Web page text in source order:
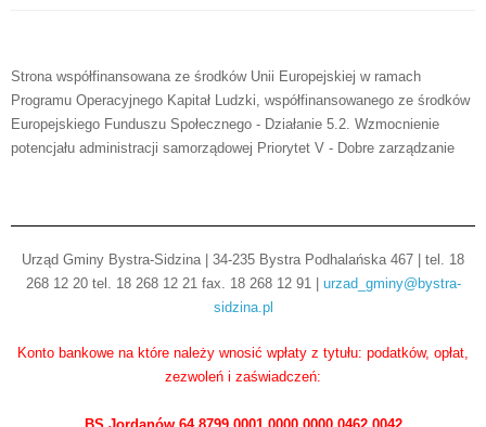
Strona współfinansowana ze środków Unii Europejskiej w ramach
Programu Operacyjnego Kapitał Ludzki, współfinansowanego ze środków
Europejskiego Funduszu Społecznego - Działanie 5.2. Wzmocnienie
potencjału administracji samorządowej Priorytet V - Dobre zarządzanie
Urząd Gminy Bystra-Sidzina | 34-235 Bystra Podhalańska 467 | tel. 18
268 12 20 tel. 18 268 12 21 fax. 18 268 12 91 | urzad_gminy@bystra-
sidzina.pl
Konto bankowe na które należy wnosić wpłaty z tytułu: podatków, opłat,
zezwoleń i zaświadczeń: